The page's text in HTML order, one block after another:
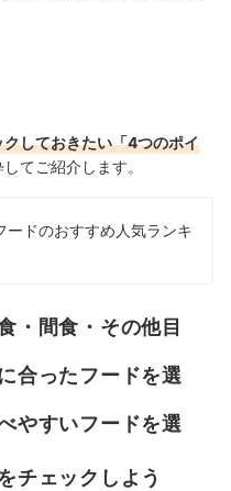
しておきたい「4つのポイ
てご紹介します。
ードのおすすめ人気ランキ
・間食・その他目
合ったフードを選
やすいフードを選
チェックしよう